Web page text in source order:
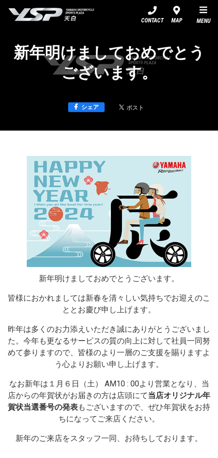
CONTACT MAP MENU
新年明けましておめでとう
ございます。
シェア
新年明けましておめでとうございます。
皆様におかれましては新春を清々しい気持ちでお迎えのこ
ととお慶び申し上げます。
昨年は多くのお力添えいただき誠にありがとうございまし
た。今年も更なるサービスの質の向上に対して社員一同努
めて参りますので、皆様のより一層のご支援を賜りますよ
う心よりお願い申し上げます。
なお新年は１月６日（土） AM10 : 00より営業となり、当
店からの年賀状がお届きの方は店頭にて当店オリジナル年
賀状当選番号の発表もございますので、ぜひ年賀状をお持
ちになってご来店ください。
新年のご来店をスタッフ一同、お待ちしております。